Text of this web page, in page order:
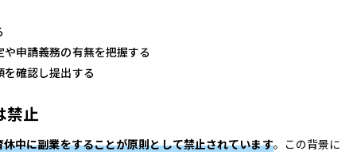
申請義務の有無を把握する
確認し提出する
禁止
中に副業をすることが原則として禁止されています。この背景に